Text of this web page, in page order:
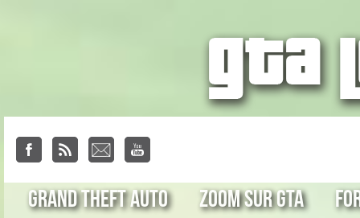
Grand Theft Auto Zoom sur GTA